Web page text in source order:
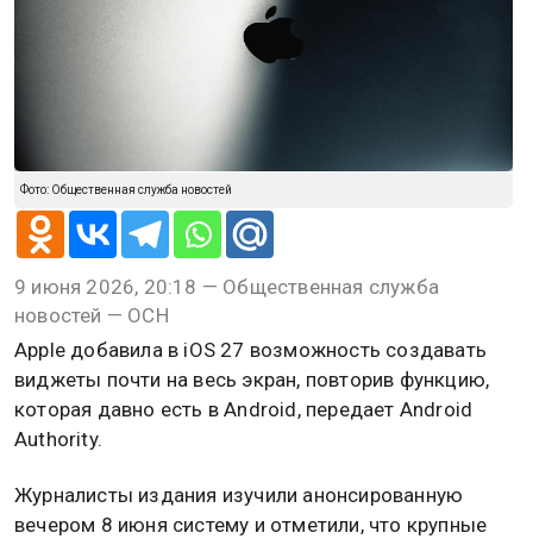
Фото: Общественная служба новостей
9 июня 2026, 20:18 — Общественная служба
новостей — ОСН
Apple добавила в iOS 27 возможность создавать
виджеты почти на весь экран, повторив функцию,
которая давно есть в Android, передает Android
Authority.
Журналисты издания изучили анонсированную
вечером 8 июня систему и отметили, что крупные